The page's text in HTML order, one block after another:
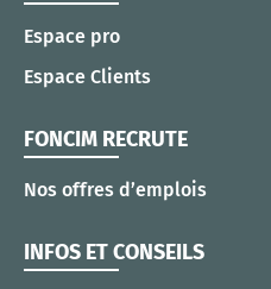
Espace pro
Espace Clients
FONCIM RECRUTE
Nos offres d’emplois
INFOS ET CONSEILS